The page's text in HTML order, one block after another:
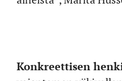
Konkreettisen